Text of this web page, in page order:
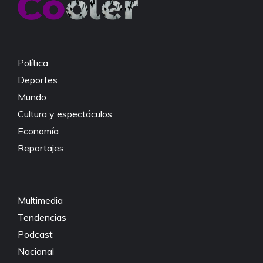
Política
Deportes
Mundo
Cultura y espectáculos
Economía
Reportajes
Multimedia
Tendencias
Podcast
Nacional